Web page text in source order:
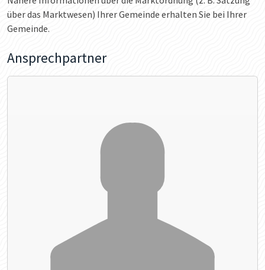
über das Marktwesen) Ihrer Gemeinde erhalten Sie bei Ihrer
Gemeinde.
Ansprechpartner